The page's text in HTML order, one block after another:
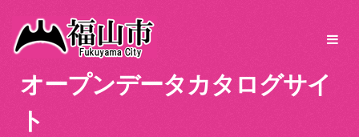
オープンデータカタログサイ
ト